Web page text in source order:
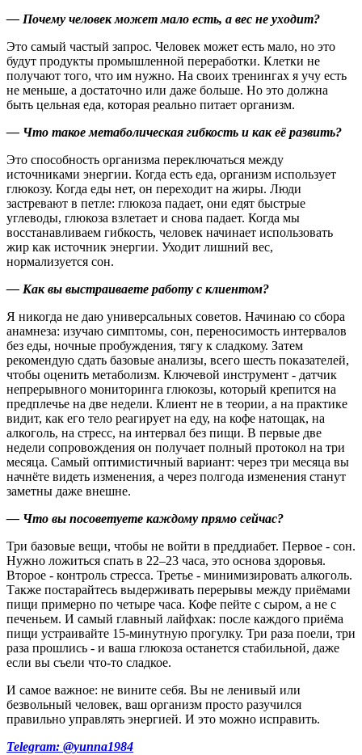
— Почему человек может мало есть, а вес не уходит?
Это самый частый запрос. Человек может есть мало, но это
будут продукты промышленной переработки. Клетки не
получают того, что им нужно. На своих тренингах я учу есть
не меньше, а достаточно или даже больше. Но это должна
быть цельная еда, которая реально питает организм.
— Что такое метаболическая гибкость и как её развить?
Это способность организма переключаться между
источниками энергии. Когда есть еда, организм использует
глюкозу. Когда еды нет, он переходит на жиры. Люди
застревают в петле: глюкоза падает, они едят быстрые
углеводы, глюкоза взлетает и снова падает. Когда мы
восстанавливаем гибкость, человек начинает использовать
жир как источник энергии. Уходит лишний вес,
нормализуется сон.
— Как вы выстраиваете работу с клиентом?
Я никогда не даю универсальных советов. Начинаю со сбора
анамнеза: изучаю симптомы, сон, переносимость интервалов
без еды, ночные пробуждения, тягу к сладкому. Затем
рекомендую сдать базовые анализы, всего шесть показателей,
чтобы оценить метаболизм. Ключевой инструмент - датчик
непрерывного мониторинга глюкозы, который крепится на
предплечье на две недели. Клиент не в теории, а на практике
видит, как его тело реагирует на еду, на кофе натощак, на
алкоголь, на стресс, на интервал без пищи. В первые две
недели сопровождения он получает полный протокол на три
месяца. Самый оптимистичный вариант: через три месяца вы
начнёте видеть изменения, а через полгода изменения станут
заметны даже внешне.
— Что вы посоветуете каждому прямо сейчас?
Три базовые вещи, чтобы не войти в преддиабет. Первое - сон.
Нужно ложиться спать в 22–23 часа, это основа здоровья.
Второе - контроль стресса. Третье - минимизировать алкоголь.
Также постарайтесь выдерживать перерывы между приёмами
пищи примерно по четыре часа. Кофе пейте с сыром, а не с
печеньем. И самый главный лайфхак: после каждого приёма
пищи устраивайте 15‑минутную прогулку. Три раза поели, три
раза прошлись - и ваша глюкоза останется стабильной, даже
если вы съели что‑то сладкое.
И самое важное: не вините себя. Вы не ленивый или
безвольный человек, ваш организм просто разучился
правильно управлять энергией. И это можно исправить.
Telegram: @yunna1984